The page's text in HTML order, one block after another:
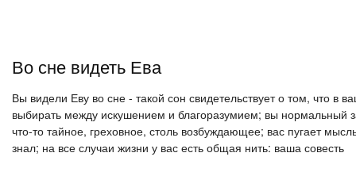
Во сне видеть Ева
Вы видели Еву во сне - такой сон свидетельствует о том, что
выбирать между искушением и благоразумием; вы нормальный
что-то тайное, греховное, столь возбуждающее; вас пугает
знал; на все случаи жизни у вас есть общая нить: ваша совесть